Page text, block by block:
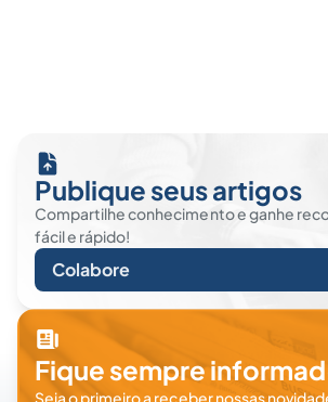
Publique seus artigos
Compartilhe conhecimento e ganhe
fácil e rápido!
Colabore
Fique sempre
Seja o primeiro a receber nossas